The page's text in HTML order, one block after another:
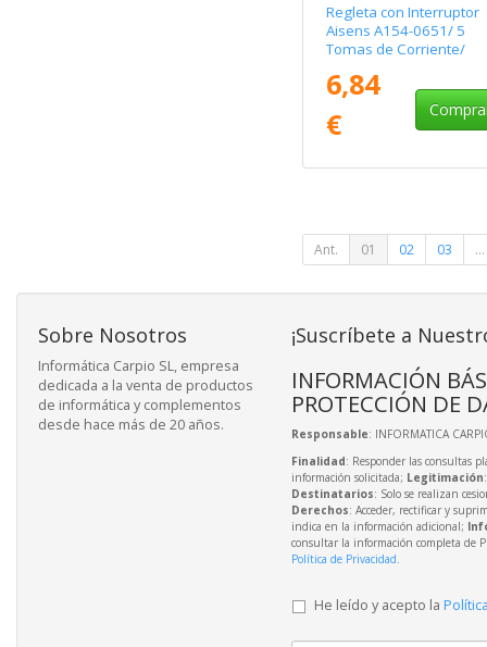
Regleta con Interruptor
Aisens A154-0651/ 5
Tomas de Corriente/
6,84
€
Ant. 01 02 03 ...
Sobre Nosotros
Informática Carpio SL, empresa
dedicada a la venta de productos
de informática y complementos
desde hace más de 20 años.
¡Suscríbete a
INFORMACIÓN
PROTECCIÓN DE
Responsable: INFORMATICA
Finalidad: Responder las consultas
información solicitada; Legitimación
Destinatarios: Solo se realizan
Derechos: Acceder, rectificar y
indica en la información adicional;
consultar la información completa de
Política de Privacidad.
He leído y acepto la